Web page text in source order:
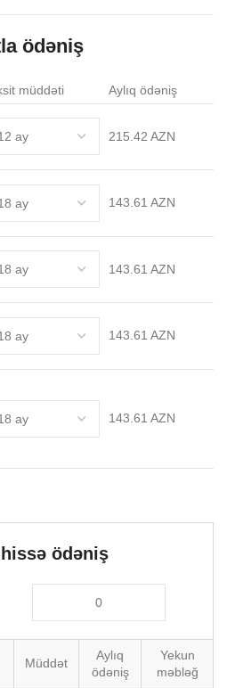
ödəniş
müddəti Aylıq ödəniş
215.42 AZN
143.61 AZN
143.61 AZN
143.61 AZN
143.61 AZN
ödəniş
Müddət
Aylıq
ödəniş
Yekun
məbləğ